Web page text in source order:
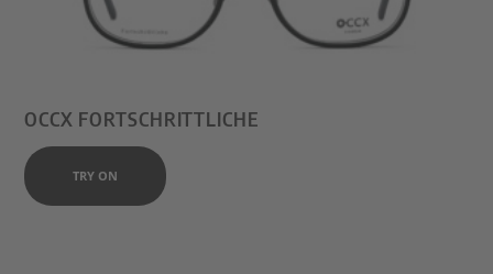
OCCX FORTSCHRITTLICHE
TRY ON